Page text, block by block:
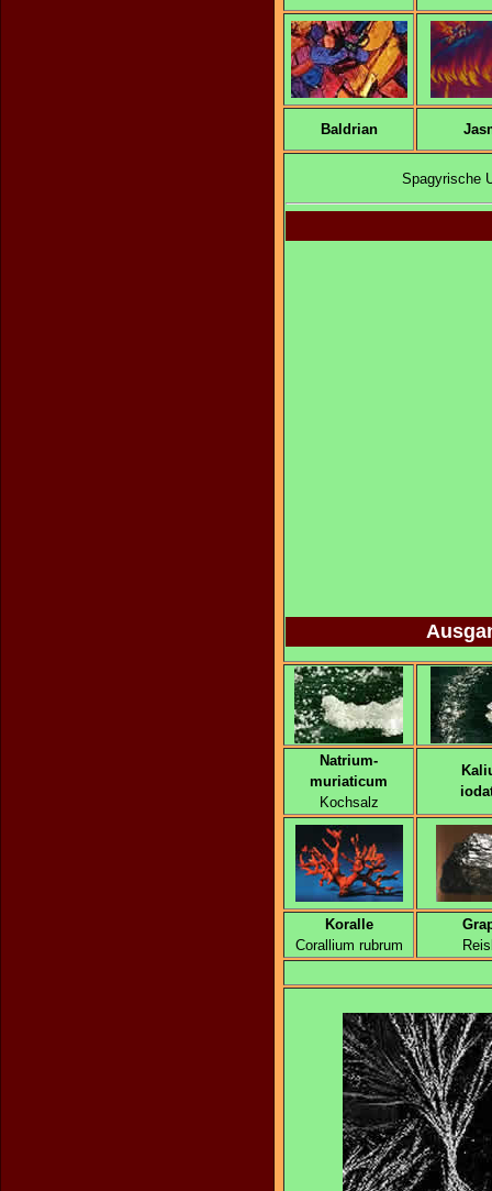
Baldrian
Spagyrische
Natrium-
muriaticum
Kochsalz
Koralle
Corallium rubrum